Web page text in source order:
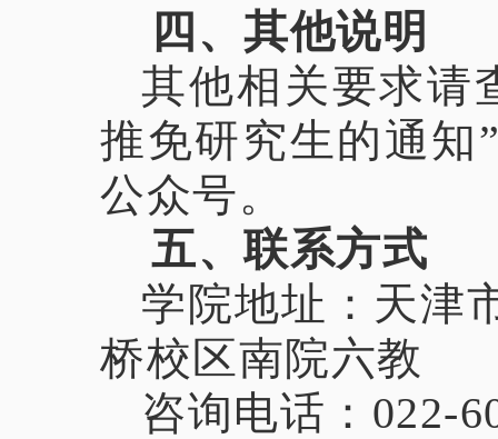
四、其他说明
其他相关要求请
推免研究生的通知
公众号。
五、联系方式
学院地址：天津
桥校区南院六教
咨询电话：022-